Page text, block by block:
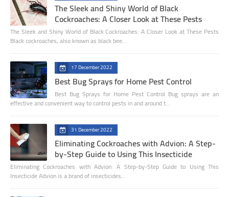
The Sleek and Shiny World of Black
Cockroaches: A Closer Look at These Pests
The Sleek and Shiny World of Black Cockroaches: A Closer Look at These Pests
Black cockroaches, also known as black bee…
17 December 2022
Best Bug Sprays for Home Pest Control
Best Bug Sprays for Home Pest Control Bug sprays are an
effective and convenient way to control pests in and around t…
31 December 2022
Eliminating Cockroaches with Advion: A Step-
by-Step Guide to Using This Insecticide
Eliminating Cockroaches with Advion: A Step-by-Step Guide to Using This
Insecticide Advion is a brand of insecticides…